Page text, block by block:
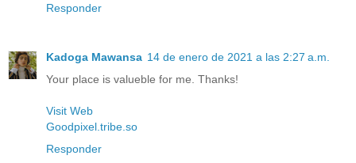
Responder
Kadoga Mawansa 14 de enero de 2021 a las 2:27 a.m.
Your place is valueble for me. Thanks!
Visit Web
Goodpixel.tribe.so
Responder